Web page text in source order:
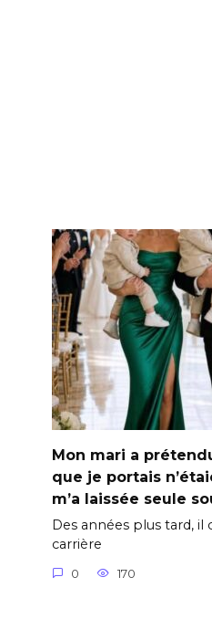
Mon mari a
que je portais
m’a laissée seule
Des années plus tard,
carrière
0 170